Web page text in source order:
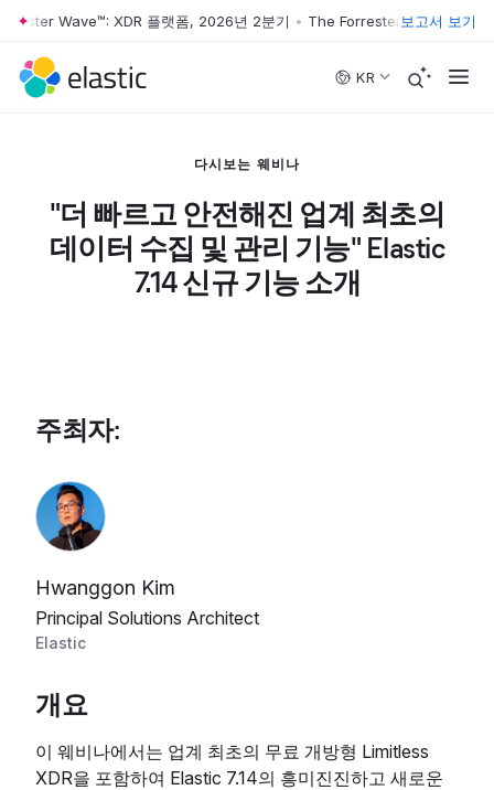
Skip to main content
Wave™: XDR 플랫폼, 2026년 2분기 • The Forrester Wave™: XDR
보고서 보기
KR
다시보는 웨비나
"더 빠르고 안전해진 업계 최초의
데이터 수집 및 관리 기능" Elastic
7.14 신규 기능 소개
주최자:
Hwanggon Kim
Principal Solutions Architect
Elastic
개요
이 웨비나에서는 업계 최초의 무료 개방형 Limitless
XDR을 포함하여 Elastic 7.14의 흥미진진하고 새로운